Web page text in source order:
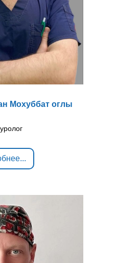
Мохуббат оглы